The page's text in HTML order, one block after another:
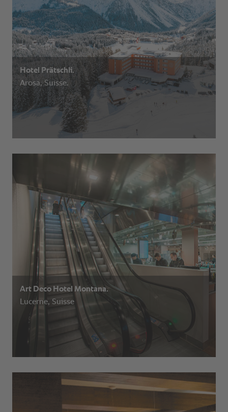
Hotel Prätschli.
Arosa, Suisse.
Art Deco Hotel Montana.
Lucerne, Suisse